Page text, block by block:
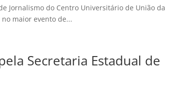
Jornalismo do Centro Universitário de União da
maior evento de...
Secretaria Estadual de